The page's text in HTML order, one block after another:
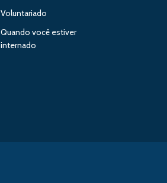
Voluntariado
Quando você estiver
internado